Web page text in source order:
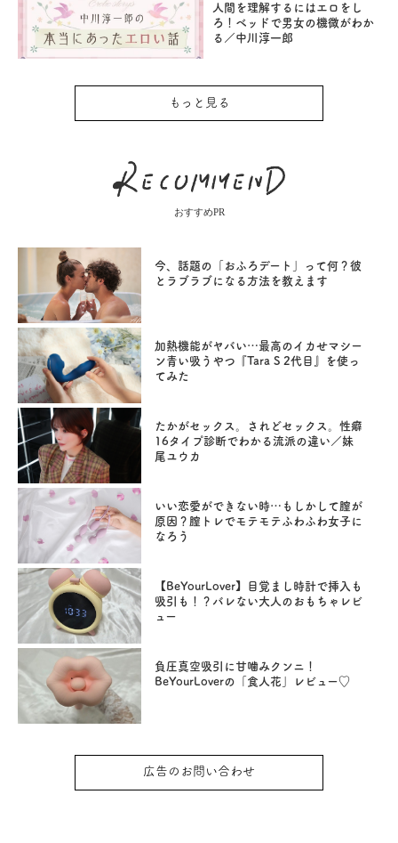
人間を理解するにはエロをし
ろ！ベッドで男女の機微がわか
る／中川淳一郎
もっと見る
おすすめPR
今、話題の「おふろデート」って何？彼
とラブラブになる方法を教えます
加熱機能がヤバい…最高のイカせマシー
ン青い吸うやつ『Tara S 2代目』を使っ
てみた
たかがセックス。されどセックス。性癖
16タイプ診断でわかる流派の違い／妹
尾ユウカ
いい恋愛ができない時…もしかして膣が
原因？膣トレでモテモテふわふわ女子に
なろう
【BeYourLover】目覚まし時計で挿入も
吸引も！？バレない大人のおもちゃレビ
ュー
負圧真空吸引に甘噛みクンニ！
BeYourLoverの「食人花」レビュー♡
広告のお問い合わせ